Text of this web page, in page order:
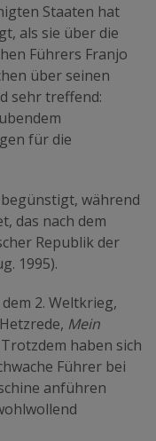
Staaten hat
als sie über die
Führers Franjo
über seinen
sehr treffend:
für die
während
das nach dem
Republik der
1995).
2. Weltkrieg,
Mein
haben sich
Führer bei
anführen